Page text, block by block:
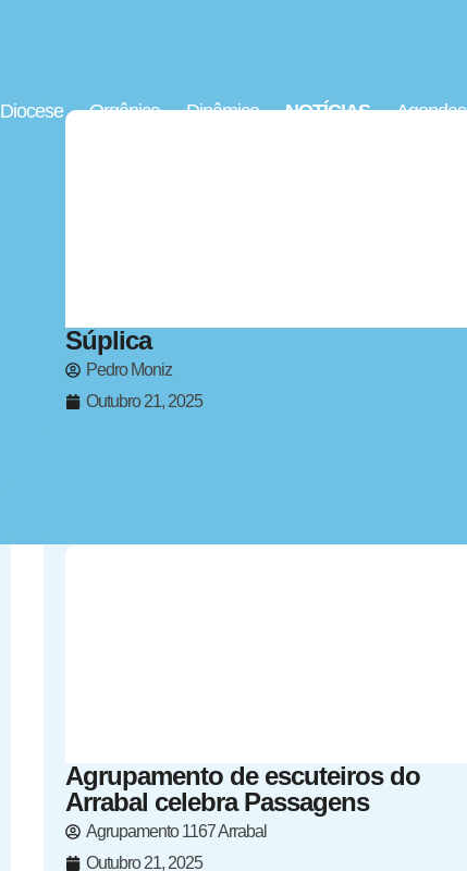
Diocese Orgânica Dinâmica NOTÍCIAS Agendas
Súplica
Pedro Moniz
Outubro 21, 2025
Agrupamento de escuteiros do
Arrabal celebra Passagens
Agrupamento 1167 Arrabal
Outubro 21, 2025